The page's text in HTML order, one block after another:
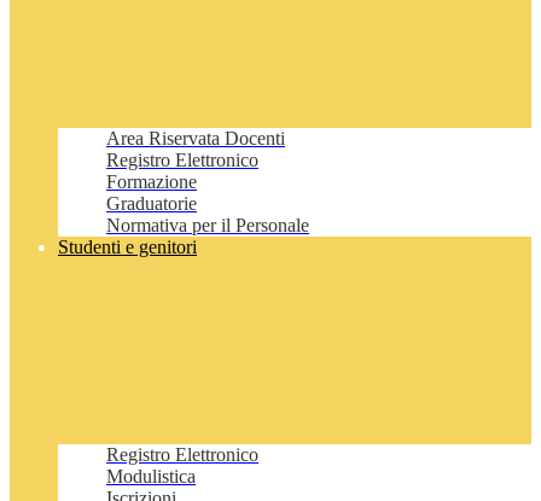
Area Riservata Docenti
Registro Elettronico
Formazione
Graduatorie
Normativa per il Personale
Studenti e genitori
Registro Elettronico
Modulistica